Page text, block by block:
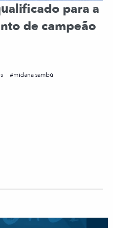
para a
de campeão
midana sambú